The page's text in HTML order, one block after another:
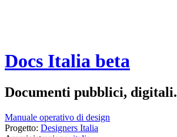
Docs Italia beta
Documenti pubblici, digitali.
Manuale operativo di design
Progetto: Designers Italia